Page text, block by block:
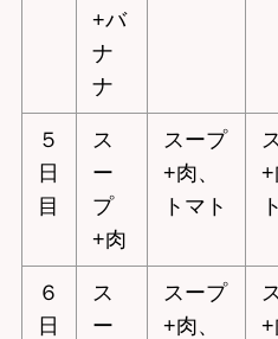
+バ
ナ
ナ
５
日
目
ス
ー
プ
+肉
スープ
+肉、
トマト
+
６
日
ス
ー
スープ
+肉、
+